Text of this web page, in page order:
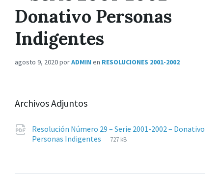
Donativo Personas
Indigentes
agosto 9, 2020porADMIN en RESOLUCIONES 2001-2002
Archivos Adjuntos
Resolución Número 29 – Serie 2001-2002 – Donativo
Personas Indigentes
Extensiones
pdf
Tamaño
727 kB